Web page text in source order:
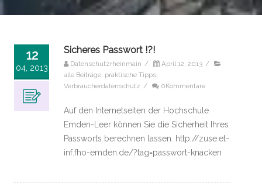
12
04, 2013
Sicheres Passwort !?!
Datenschutzrheinmain / April 12, 2013 /
alle Beiträge, praktische Tipps,
Verbraucherdatenschutz / 0Kommentare
Auf den Internetseiten der Hochschule
Emden-Leer können Sie die Sicherheit Ihres
Passworts berechnen lassen. http://zuse.et-
inf.fho-emden.de/?tag=passwort-knacken